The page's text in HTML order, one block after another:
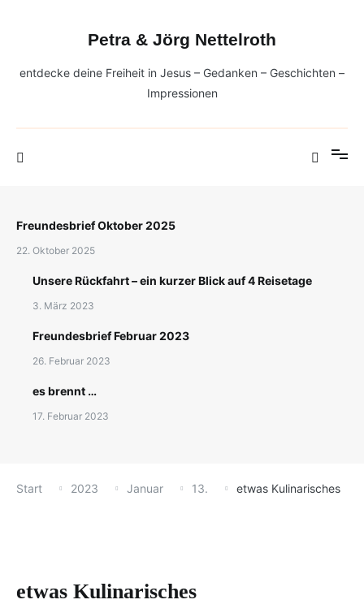
Petra & Jörg Nettelroth
entdecke deine Freiheit in Jesus – Gedanken – Geschichten –
Impressionen
Freundesbrief Oktober 2025
22. Oktober 2025
Unsere Rückfahrt – ein kurzer Blick auf 4 Reisetage
3. März 2023
Freundesbrief Februar 2023
26. Februar 2023
es brennt …
17. Februar 2023
Start 2023 Januar 13. etwas Kulinarisches
etwas Kulinarisches